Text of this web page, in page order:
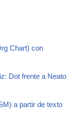
Chart) con
Dot frente a Neato
a partir de texto